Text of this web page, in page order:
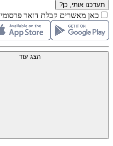
תעדכנו אותי, כן?
כאן מאשרים קבלת דואר פרסומי
הצג עוד